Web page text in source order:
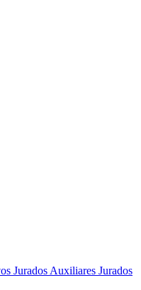
Jurados Auxiliares Jurados